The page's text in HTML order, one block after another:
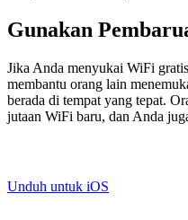
Gunakan
Jika Anda menyukai WiFi
membantu orang lain
berada di tempat yang tepat.
jutaan WiFi baru, dan Anda
Unduh untuk iOS